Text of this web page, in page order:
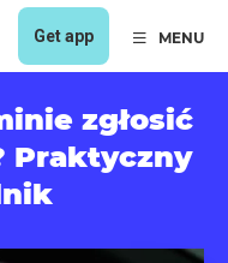
Get app MENU
zgłosić
Praktyczny